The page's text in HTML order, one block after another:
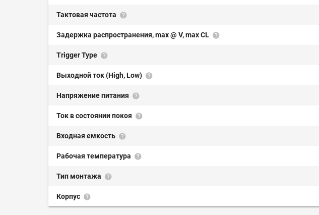
Тактовая частота
Задержка распространения, max @ V, max CL
Trigger Type
Выходной ток (High, Low)
Напряжение питания
Ток в состоянии покоя
Входная емкость
Рабочая температура
Тип монтажа
Корпус